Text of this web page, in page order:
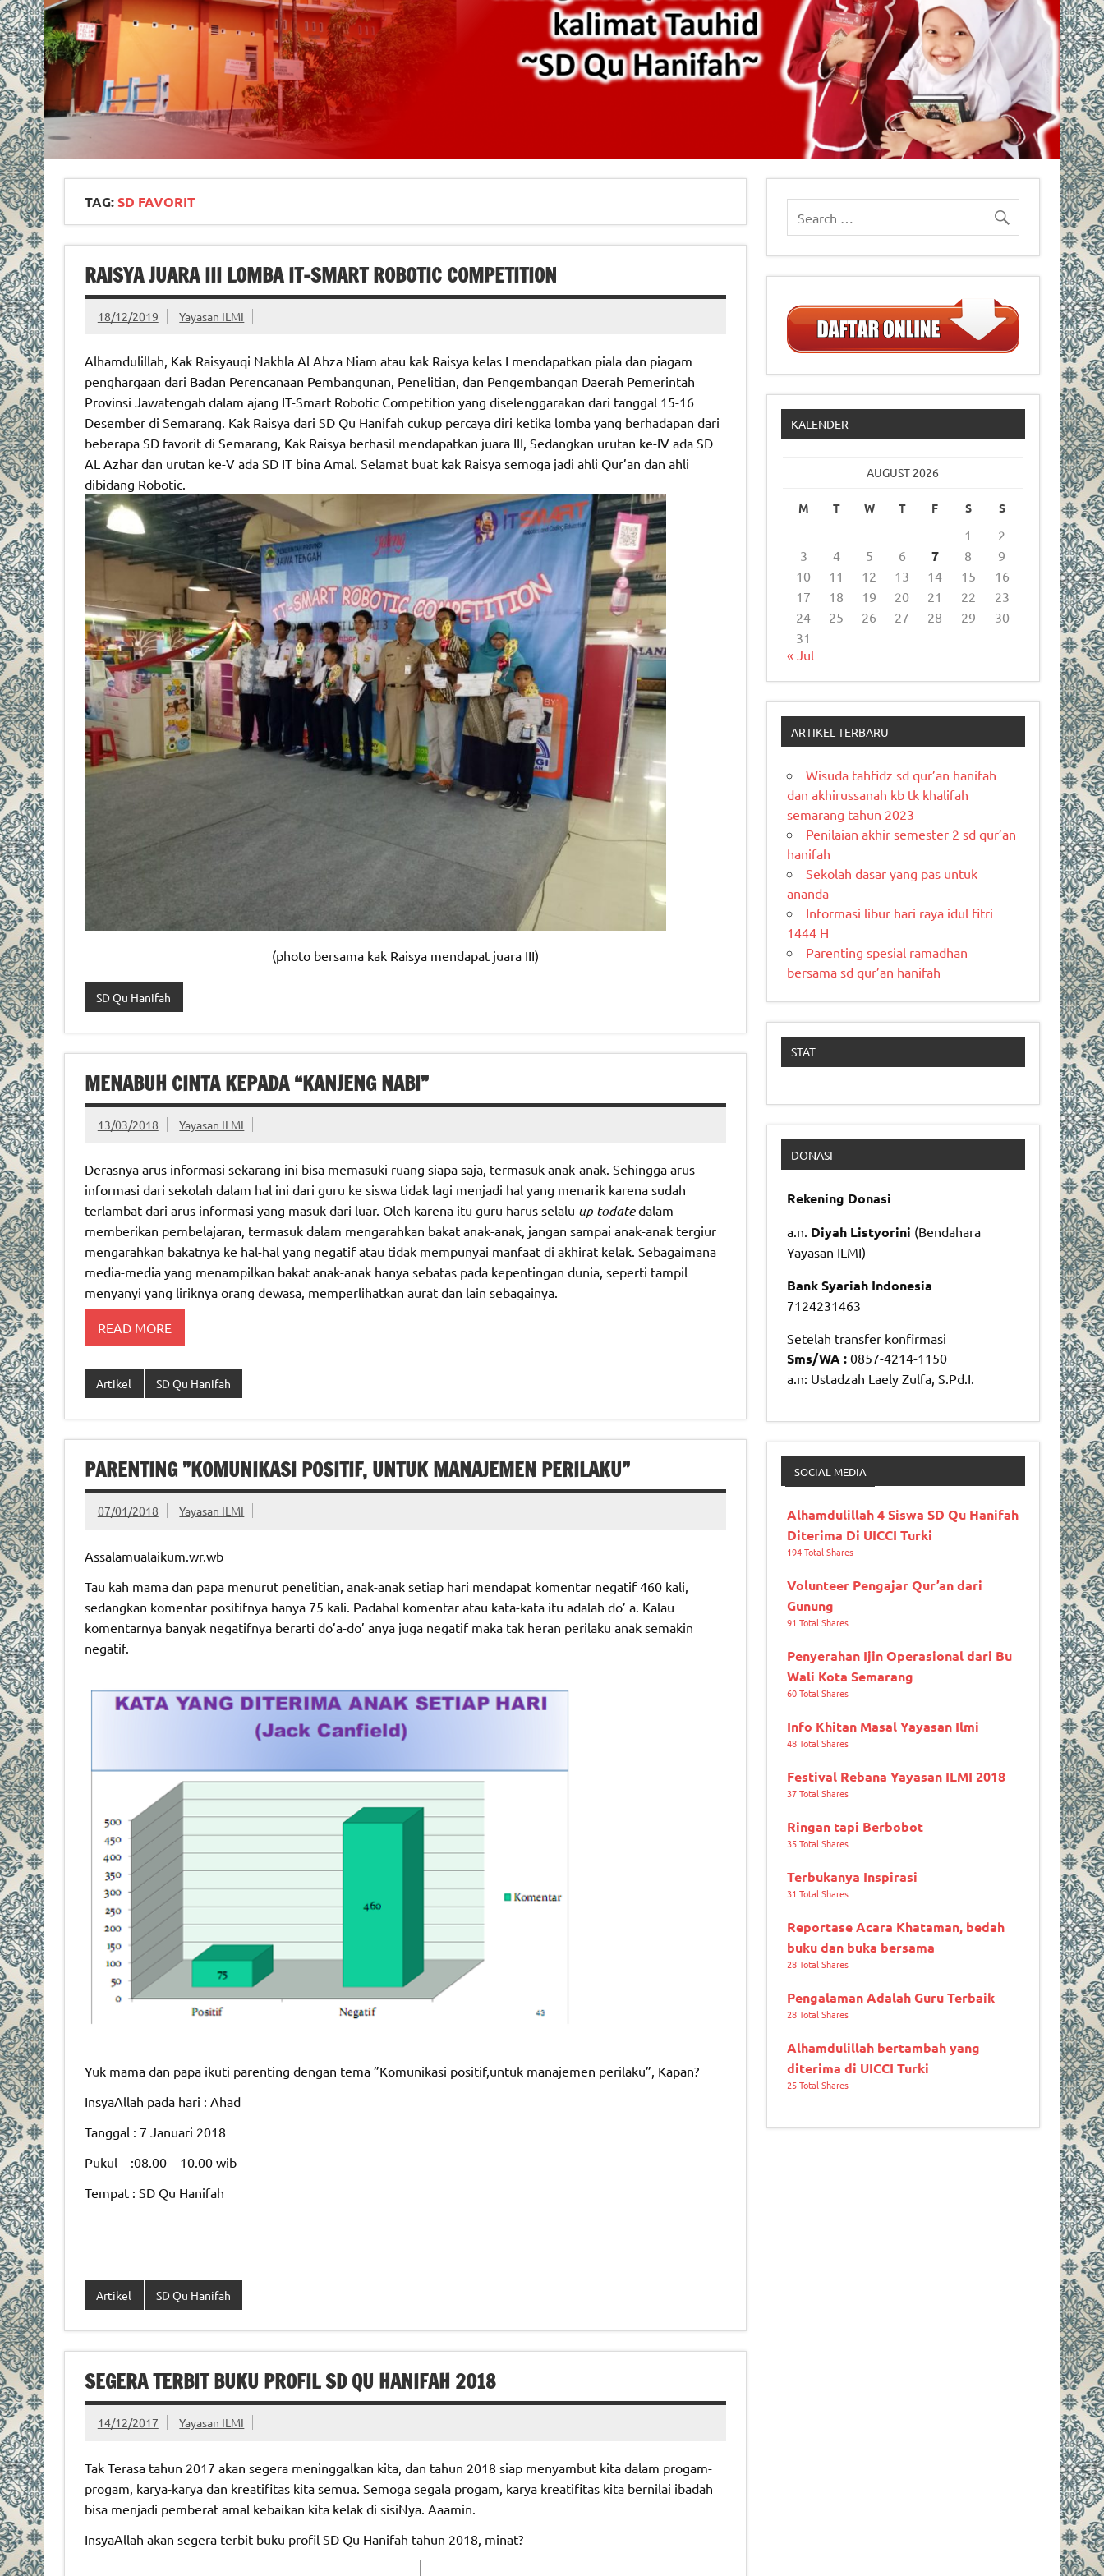
TAG:SD FAVORIT
RAISYA JUARA III LOMBA IT-SMART ROBOTIC COMPETITION
18/12/2019 Yayasan ILMI
Alhamdulillah, Kak Raisyauqi Nakhla Al Ahza Niam atau kak Raisya kelas I mendapatkan piala dan piagam
penghargaan dari Badan Perencanaan Pembangunan, Penelitian, dan Pengembangan Daerah Pemerintah
Provinsi Jawatengah dalam ajang IT-Smart Robotic Competition yang diselenggarakan dari tanggal 15-16
Desember di Semarang. Kak Raisya dari SD Qu Hanifah cukup percaya diri ketika lomba yang berhadapan dari
beberapa SD favorit di Semarang, Kak Raisya berhasil mendapatkan juara III, Sedangkan urutan ke-IV ada SD
AL Azhar dan urutan ke-V ada SD IT bina Amal. Selamat buat kak Raisya semoga jadi ahli Qur’an dan ahli
dibidang Robotic.
(photo bersama kak Raisya mendapat juara III)
SD Qu Hanifah
MENABUH CINTA KEPADA “KANJENG NABI”
13/03/2018 Yayasan ILMI
Derasnya arus informasi sekarang ini bisa memasuki ruang siapa saja, termasuk anak-anak. Sehingga arus
informasi dari sekolah dalam hal ini dari guru ke siswa tidak lagi menjadi hal yang menarik karena sudah
terlambat dari arus informasi yang masuk dari luar. Oleh karena itu guru harus selalu up todatedalam
memberikan pembelajaran, termasuk dalam mengarahkan bakat anak-anak, jangan sampai anak-anak tergiur
mengarahkan bakatnya ke hal-hal yang negatif atau tidak mempunyai manfaat di akhirat kelak. Sebagaimana
media-media yang menampilkan bakat anak-anak hanya sebatas pada kepentingan dunia, seperti tampil
menyanyi yang liriknya orang dewasa, memperlihatkan aurat dan lain sebagainya.
READ MORE
Artikel SD Qu Hanifah
PARENTING ”KOMUNIKASI POSITIF, UNTUK MANAJEMEN PERILAKU”
07/01/2018 Yayasan ILMI
Assalamualaikum.wr.wb
Tau kah mama dan papa menurut penelitian, anak-anak setiap hari mendapat komentar negatif 460 kali,
sedangkan komentar positifnya hanya 75 kali. Padahal komentar atau kata-kata itu adalah do’ a. Kalau
komentarnya banyak negatifnya berarti do’a-do’ anya juga negatif maka tak heran perilaku anak semakin
negatif.
Yuk mama dan papa ikuti parenting dengan tema ”Komunikasi positif,untuk manajemen perilaku”, Kapan?
InsyaAllah pada hari : Ahad
Tanggal : 7 Januari 2018
Pukul :08.00 – 10.00 wib
Tempat : SD Qu Hanifah
Artikel SD Qu Hanifah
SEGERA TERBIT BUKU PROFIL SD QU HANIFAH 2018
14/12/2017 Yayasan ILMI
Tak Terasa tahun 2017 akan segera meninggalkan kita, dan tahun 2018 siap menyambut kita dalam progam-
progam, karya-karya dan kreatifitas kita semua. Semoga segala progam, karya kreatifitas kita bernilai ibadah
bisa menjadi pemberat amal kebaikan kita kelak di sisiNya. Aaamin.
InsyaAllah akan segera terbit buku profil SD Qu Hanifah tahun 2018, minat?
KALENDER
AUGUST 2026
M T W T F S S
1
2
3
4 5 6 7 8
9
10
11 12 13 14 15
16
17
18 19 20 21 22
23
24
25 26 27 28 29
30
31
« Jul
ARTIKEL TERBARU
Wisuda tahfidz sd qur’an hanifah
dan akhirussanah kb tk khalifah
semarang tahun 2023
Penilaian akhir semester 2 sd qur’an
hanifah
Sekolah dasar yang pas untuk
ananda
Informasi libur hari raya idul fitri
1444 H
Parenting spesial ramadhan
bersama sd qur’an hanifah
STAT
DONASI
Rekening Donasi
a.n. Diyah Listyorini (Bendahara
Yayasan ILMI)
Bank Syariah Indonesia
7124231463
Setelah transfer konfirmasi
Sms/WA : 0857-4214-1150
a.n: Ustadzah Laely Zulfa, S.Pd.I.
SOCIAL MEDIA
Alhamdulillah 4 Siswa SD Qu Hanifah
Diterima Di UICCI Turki
194 Total Shares
Volunteer Pengajar Qur’an dari
Gunung
91 Total Shares
Penyerahan Ijin Operasional dari Bu
Wali Kota Semarang
60 Total Shares
Info Khitan Masal Yayasan Ilmi
48 Total Shares
Festival Rebana Yayasan ILMI 2018
37 Total Shares
Ringan tapi Berbobot
35 Total Shares
Terbukanya Inspirasi
31 Total Shares
Reportase Acara Khataman, bedah
buku dan buka bersama
28 Total Shares
Pengalaman Adalah Guru Terbaik
28 Total Shares
Alhamdulillah bertambah yang
diterima di UICCI Turki
25 Total Shares